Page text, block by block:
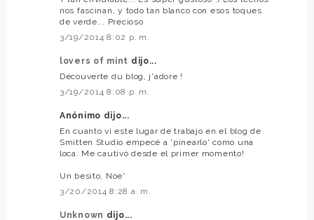
nos fascinan, y todo tan blanco con esos toques
de verde... Precioso
3/19/2014 8:02 p. m.
lovers of mint dijo...
Découverte du blog, j'adore !
3/19/2014 8:08 p. m.
Anónimo dijo...
En cuanto vi este lugar de trabajo en el blog de
Smitten Studio empecé a 'pinearlo' como una
loca. Me cautivó desde el primer momento!
Un besito, Noe*
3/20/2014 8:28 a. m.
Unknown dijo...